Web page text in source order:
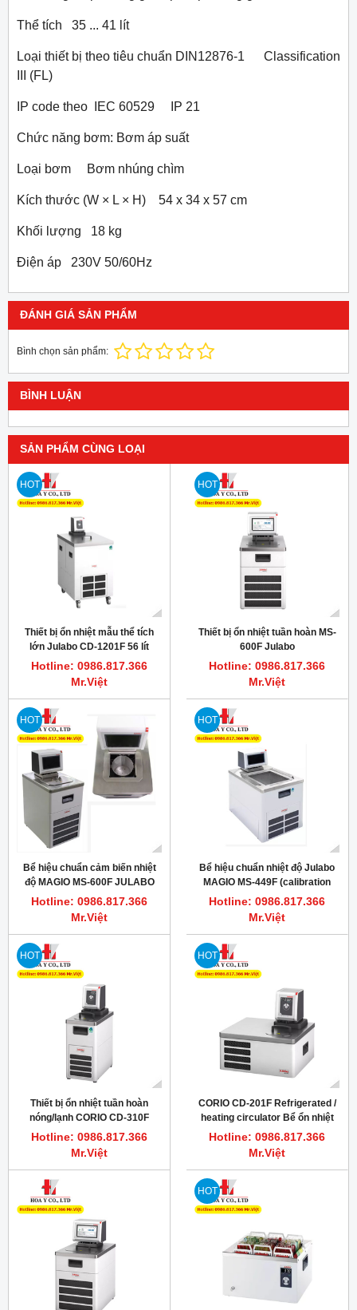
Thể tích 35 ... 41 lít
Loại thiết bị theo tiêu chuẩn DIN12876-1 Classification
III (FL)
IP code theo IEC 60529 IP 21
Chức năng bơm: Bơm áp suất
Loại bơm Bơm nhúng chìm
Kích thước (W × L × H) 54 x 34 x 57 cm
Khối lượng 18 kg
Điện áp 230V 50/60Hz
ĐÁNH GIÁ SẢN PHẨM
Bình chọn sản phẩm:
BÌNH LUẬN
SẢN PHẨM CÙNG LOẠI
HOT
Thiết bị ổn nhiệt mẫu thể tích
lớn Julabo CD-1201F 56 lít
Hotline: 0986.817.366
Mr.Việt
HOT
Thiết bị ổn nhiệt tuần hoàn MS-
600F Julabo
Hotline: 0986.817.366
Mr.Việt
HOT
Bể hiệu chuẩn cảm biến nhiệt
độ MAGIO MS-600F JULABO
Hotline: 0986.817.366
Mr.Việt
HOT
Bể hiệu chuẩn nhiệt độ Julabo
MAGIO MS-449F (calibration
bath)
Hotline: 0986.817.366
Mr.Việt
HOT
Thiết bị ổn nhiệt tuần hoàn
nóng/lạnh CORIO CD-310F
JULABO
Hotline: 0986.817.366
Mr.Việt
HOT
CORIO CD-201F Refrigerated /
heating circulator Bể ổn nhiệt
làm lạnh mẫu thí nghiệm
JULABO
Hotline: 0986.817.366
Mr.Việt
HOT